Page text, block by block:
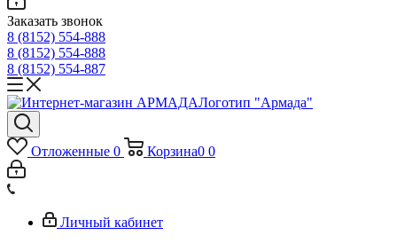
Заказать звонок
8 (8152) 554-888
8 (8152) 554-888
8 (8152) 554-887
Логотип "Армада"
Отложенные 0 Корзина0 0
Личный кабинет